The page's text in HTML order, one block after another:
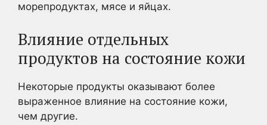
морепродуктах, мясе и яйцах.
Влияние отдельных
продуктов на состояние кожи
Некоторые продукты оказывают более
выраженное влияние на состояние кожи,
чем другие.